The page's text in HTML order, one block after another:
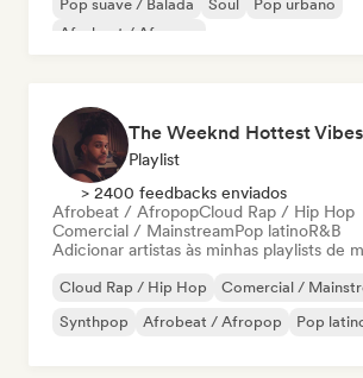
Pop suave / Balada
Soul
Pop urbano
Afrobeat / Afropop
Playlist
> 2400 feedbacks enviados
Afrobeat / AfropopCloud Rap / Hip Hop
Comercial / MainstreamPop latinoR&B
Adicionar artistas às minhas playlists de
Cloud Rap / Hip Hop Comercial /
Synthpop
Afrobeat / Afropop Pop